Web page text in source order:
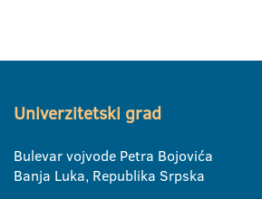
Univerzitetski grad
Bulevar vojvode Petra Bojovića
Banja Luka, Republika Srpska